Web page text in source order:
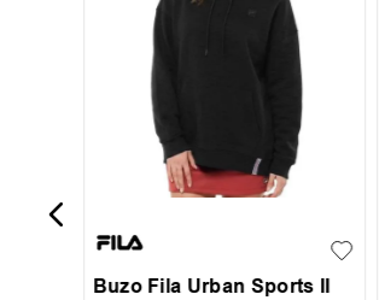
L
M XL
Buzo Fila Urban Sports II